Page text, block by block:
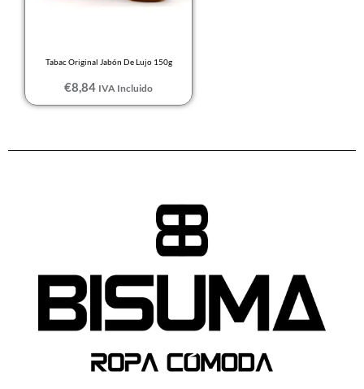
Tabac Original Jabón De Lujo 150g
€8,84 IVA Incluido